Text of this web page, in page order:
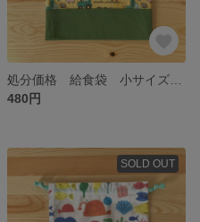
480円
SOLD OUT